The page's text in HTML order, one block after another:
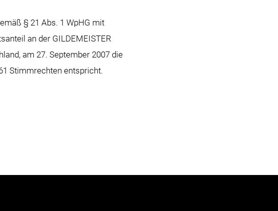
§ 21 Abs. 1 WpHG mit
an der GILDEMEISTER
am 27. September 2007 die
Stimmrechten entspricht.